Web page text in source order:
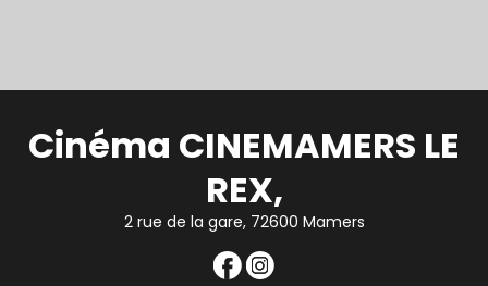
Cinéma CINEMAMERS LE
REX,
2 rue de la gare, 72600 Mamers